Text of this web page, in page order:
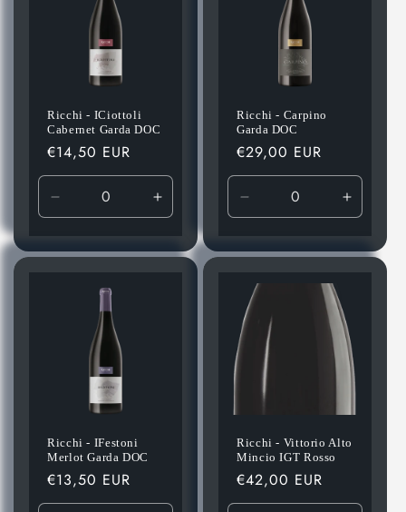
Ricchi - ICiottoli
Cabernet Garda DOC
Prezzo
di
listino
€14,50 EUR
Diminuisci
quantità
Default
Aumenta
quantità
Default
Ricchi - Carpino
Garda DOC
Prezzo
di
listino
€29,00 EUR
Diminuisci
quantità
Default
Title
quantità
Default
Ricchi - IFestoni
Merlot Garda DOC
Prezzo
di
€13,50 EUR
Ricchi - Vittorio Alto
Mincio IGT Rosso
Prezzo
di
€42,00 EUR